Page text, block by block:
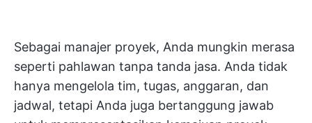
Sebagai manajer proyek, Anda mungkin merasa
seperti pahlawan tanpa tanda jasa. Anda tidak
hanya mengelola tim, tugas, anggaran, dan
jadwal, tetapi Anda juga bertanggung jawab